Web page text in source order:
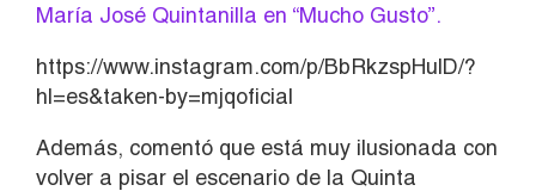
María José Quintanilla en “Mucho Gusto”.
https://www.instagram.com/p/BbRkzspHulD/?
hl=es&taken-by=mjqoficial
Además, comentó que está muy ilusionada con
volver a pisar el escenario de la Quinta